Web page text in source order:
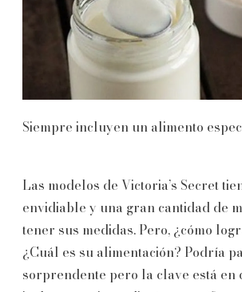
Siempre incluyen un alimento
Las modelos de Victoria’s Secret
envidiable y una gran cantidad de
tener sus medidas. Pero, ¿cómo
¿Cuál es su alimentación? Podría
sorprendente pero la clave está en